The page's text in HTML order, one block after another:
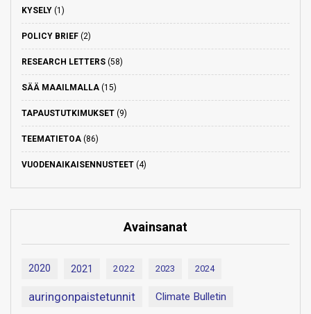
KYSELY (1)
POLICY BRIEF (2)
RESEARCH LETTERS (58)
SÄÄ MAAILMALLA (15)
TAPAUSTUTKIMUKSET (9)
TEEMATIETOA (86)
VUODENAIKAISENNUSTEET (4)
Avainsanat
2020 2021 2022 2023 2024
auringonpaistetunnit Climate Bulletin